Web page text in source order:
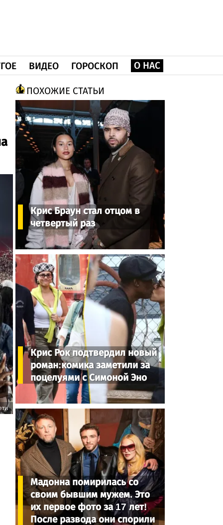
ВИДЕО ГОРОСКОП О НАС
ПОХОЖИЕ СТАТЬИ
Крис Браун стал отцом в
четвертый раз
Крис Рок подтвердил новый
роман:комика заметили за
поцелуями с Симоной Эно
Мадонна помирилась со
своим бывшим мужем. Это
их первое фото за 17 лет!
После развода они спорили